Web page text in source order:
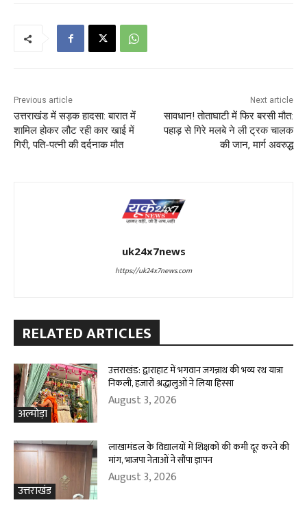
Previous article
उत्तराखंड में सड़क हादसा: बारात में
शामिल होकर लौट रही कार खाई में
गिरी, पति-पत्नी की दर्दनाक मौत
Next article
सावधान! तोताघाटी में फिर बरसी मौत:
पहाड़ से गिरे मलबे ने ली ट्रक चालक
की जान, मार्ग अवरुद्ध
uk24x7news
https://uk24x7news.com
RELATED ARTICLES
अल्मोड़ा
उत्तराखंड: द्वाराहाट में भगवान जगन्नाथ की भव्य रथ यात्रा
निकली, हजारों श्रद्धालुओं ने लिया हिस्सा
August 3, 2026
उत्तराखंड
लाखामंडल के विद्यालयों में शिक्षकों की कमी दूर करने की
मांग, भाजपा नेताओं ने सौंपा ज्ञापन
August 3, 2026